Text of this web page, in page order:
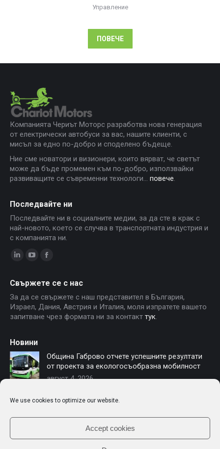
We use cookies to optimize our website.
Accept cookies
Управление
ПОВЕЧЕ
Компанията Чериът Моторс разработва нова генерация
от електрически автобуси за вас, нашите клиенти, с
мисъл за едно по-добро и споделено бъдеще.
Ние сме новатори и визионери, които вярват, че светът
може да бъде промемен към по-добро, използвайки
развиващите се съвременни технологи... повече
Последвайте ни
Последвайте ни в социалните медии, за да сте в крак с
най-новото, което се случва в транспортната индустрия и
с компанията ни.
opens
in
new
YouTube
opens
in
new
Facebook
opens
in
new
Свържете се с нас
За да се свържете с наш представител в България,
Израел, Дания, Австрия и Италия, моля изпратете вашето
запитване чрез формата ни за контакт тук
Новини
Община Габрово отчете успешните резултати
от проекта за екологосъобразна мобилност
август 4, 2026
електробуси – Чериът Моторс е част от
юли 16, 2026